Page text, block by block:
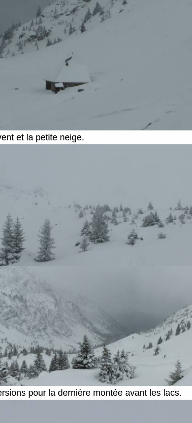
et la petite neige.
pour la dernière montée avant les lacs.